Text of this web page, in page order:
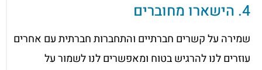
4. הישארו מחוברים
שמירה על קשרים חברתיים והתחברות חברתית עם אחרים
עוזרים לנו להרגיש בטוח ומאפשרים לנו לשמור על